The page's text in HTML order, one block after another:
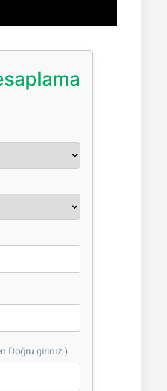
Doğru giriniz.)